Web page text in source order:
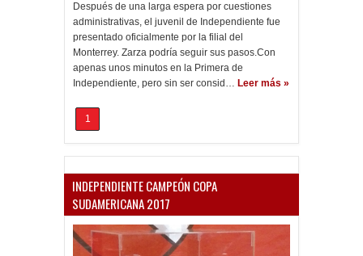
Después de una larga espera por cuestiones
administrativas, el juvenil de Independiente fue
presentado oficialmente por la filial del
Monterrey. Zarza podría seguir sus pasos.Con
apenas unos minutos en la Primera de
Independiente, pero sin ser consid… Leer más »
1
INDEPENDIENTE CAMPEÓN COPA
SUDAMERICANA 2017